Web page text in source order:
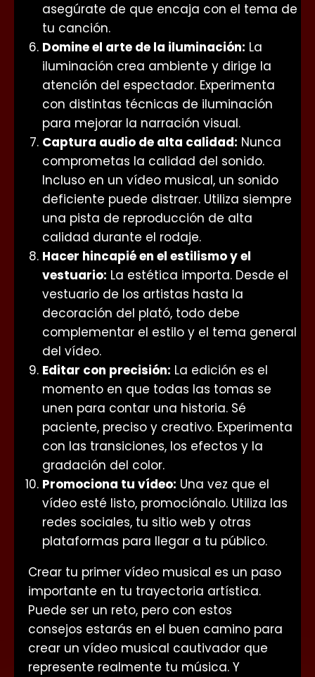
asegúrate de que encaja con el tema de
tu canción.
Domine el arte de la iluminación: La
iluminación crea ambiente y dirige la
atención del espectador. Experimenta
con distintas técnicas de iluminación
para mejorar la narración visual.
Captura audio de alta calidad: Nunca
comprometas la calidad del sonido.
Incluso en un vídeo musical, un sonido
deficiente puede distraer. Utiliza siempre
una pista de reproducción de alta
calidad durante el rodaje.
Hacer hincapié en el estilismo y el
vestuario: La estética importa. Desde el
vestuario de los artistas hasta la
decoración del plató, todo debe
complementar el estilo y el tema general
del vídeo.
Editar con precisión: La edición es el
momento en que todas las tomas se
unen para contar una historia. Sé
paciente, preciso y creativo. Experimenta
con las transiciones, los efectos y la
gradación del color.
Promociona tu vídeo: Una vez que el
vídeo esté listo, promociónalo. Utiliza las
redes sociales, tu sitio web y otras
plataformas para llegar a tu público.
Crear tu primer vídeo musical es un paso
importante en tu trayectoria artística.
Puede ser un reto, pero con estos
consejos estarás en el buen camino para
crear un vídeo musical cautivador que
represente realmente tu música. Y